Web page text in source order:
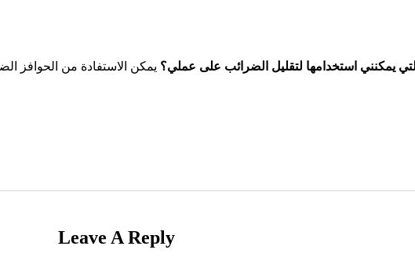
يمكنني استخدامها لتقليل الضرائب على عملي؟ يمكن الاستفادة من الحوافز
Leave A Reply